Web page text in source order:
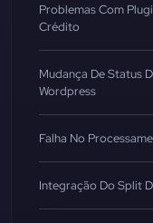
Problemas Com
Crédito
Mudança De Status
Wordpress
Falha No
Integração Do Split